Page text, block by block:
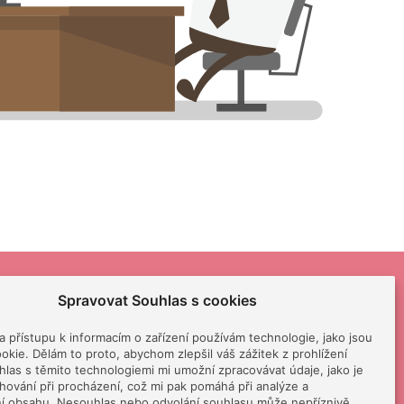
Spravovat Souhlas s cookies
přístupu k informacím o zařízení používám technologie, jako jsou
Dělám to proto, abychom zlepšil váš zážitek z prohlížení
s těmito technologiemi mi umožní zpracovávat údaje, jako je
při procházení, což mi pak pomáhá při analýze a
Zásluhy Obchodní podmínky